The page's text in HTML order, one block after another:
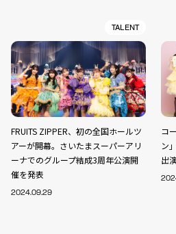
TALENT
FRUITS ZIPPER、初の全国ホールツ
アーが開幕。さいたまスーパーアリ
ーナでのグループ結成3周年公演開
催を発表
2024.09.29
コ
ン
出